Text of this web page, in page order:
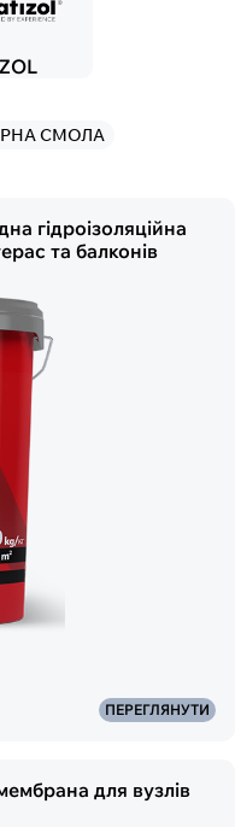
СМОЛА
гідроізоляційна
та балконів
ПЕРЕГЛЯНУТИ
для вузлів